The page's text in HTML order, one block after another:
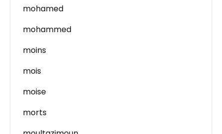
mohamed
mohammed
moins
mois
moise
morts